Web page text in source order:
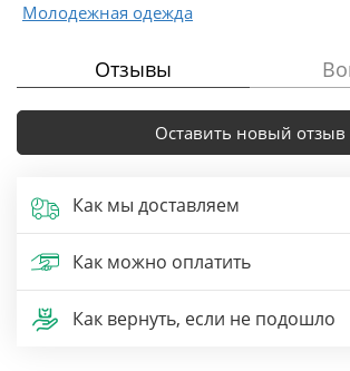
Молодежная одежда
Отзывы
Оставить новый отзыв
Как мы доставляем
Как можно оплатить
Как вернуть, если не подошло